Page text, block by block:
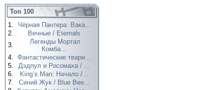
Топ 100
1.
Чёрная Пантера: Вака...
2.
Вечные / Eternals
3.
Легенды Мортал
Комба...
4. Фантастические твари...
5.
Дэдпул и Росомаха / ...
6.
King’s Man: Начало /...
7.
Синий Жук / Blue Bee...